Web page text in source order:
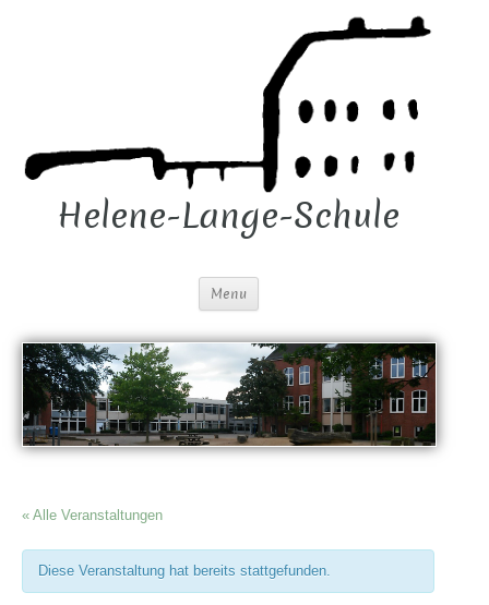
Helene-Lange-Schule
Menu
« Alle Veranstaltungen
Diese Veranstaltung hat bereits stattgefunden.